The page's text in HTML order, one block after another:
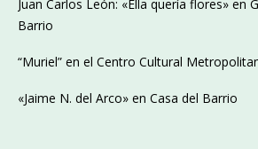
Juan Carlos León: «Ella quería flores» en
Barrio
“Muriel” en el Centro Cultural
«Jaime N. del Arco» en Casa del Barrio